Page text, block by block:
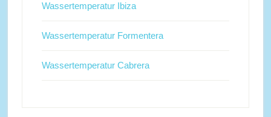
Wassertemperatur Ibiza
Wassertemperatur Formentera
Wassertemperatur Cabrera